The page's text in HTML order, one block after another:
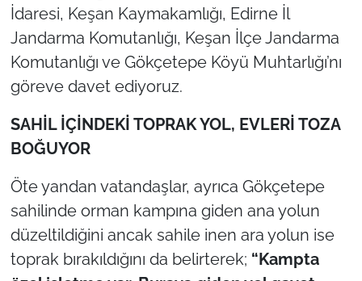
İdaresi, Keşan Kaymakamlığı, Edirne İl
Jandarma Komutanlığı, Keşan İlçe Jandarma
Komutanlığı ve Gökçetepe Köyü Muhtarlığı’nı
göreve davet ediyoruz.
SAHİL İÇİNDEKİ TOPRAK YOL, EVLERİ TOZA
BOĞUYOR
Öte yandan vatandaşlar, ayrıca Gökçetepe
sahilinde orman kampına giden ana yolun
düzeltildiğini ancak sahile inen ara yolun ise
toprak bırakıldığını da belirterek; “Kampta
Magazin
İş Dünyası
English News
Canlı Maç
Finans
Genel-A